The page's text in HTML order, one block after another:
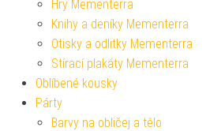
Hry Mementerra
Knihy a deníky Mementerra
Otisky a odlitky Mementerra
Stírací plakáty Mementerra
Oblíbené kousky
Párty
Barvy na obličej a tělo